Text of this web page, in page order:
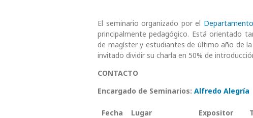
El seminario organizado por el
principalmente pedagógico. Está orientado
de magíster y estudiantes de último año de
invitado dividir su charla en 50% de
CONTACTO
Encargado de Seminarios: Alfredo Alegría
Fecha Lugar Expositor